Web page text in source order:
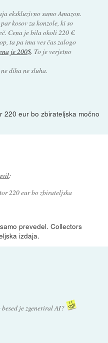
ekskluzivno samo Amazon.
kosov za konzole, ki so
Cena je bila okoli 220 €.
ta pa ima ves čas zalogo
je 200$. To je verjetno
diha ne sluha.
220 eur bo zbirateljska močno
:
220 eur bo zbirateljska
prevedel. Collectors
izdaja.
je zgeneriral AI?